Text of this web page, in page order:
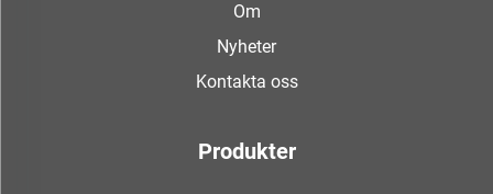
Om
Nyheter
Kontakta oss
Produkter